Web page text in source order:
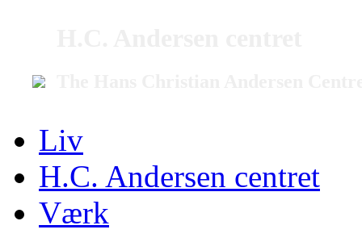
Liv
H.C. Andersen centret
Værk